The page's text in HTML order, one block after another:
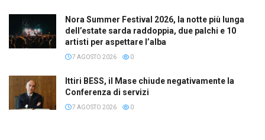
Nora Summer Festival 2026, la notte più lunga
dell’estate sarda raddoppia, due palchi e 10
artisti per aspettare l’alba
7 AGOSTO 2026 0
Ittiri BESS, il Mase chiude negativamente la
Conferenza di servizi
7 AGOSTO 2026 0